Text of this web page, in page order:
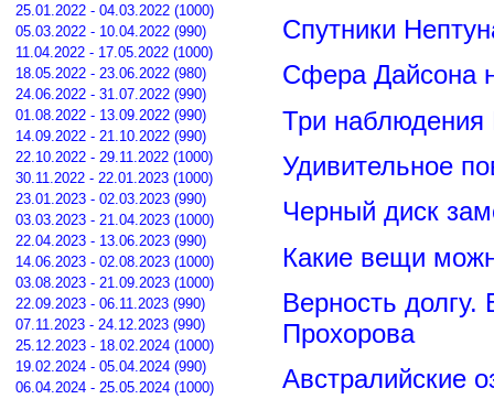
25.01.2022 - 04.03.2022 (1000)
05.03.2022 - 10.04.2022 (990)
11.04.2022 - 17.05.2022 (1000)
18.05.2022 - 23.06.2022 (980)
24.06.2022 - 31.07.2022 (990)
01.08.2022 - 13.09.2022 (990)
14.09.2022 - 21.10.2022 (990)
22.10.2022 - 29.11.2022 (1000)
30.11.2022 - 22.01.2023 (1000)
23.01.2023 - 02.03.2023 (990)
03.03.2023 - 21.04.2023 (1000)
22.04.2023 - 13.06.2023 (990)
14.06.2023 - 02.08.2023 (1000)
03.08.2023 - 21.09.2023 (1000)
22.09.2023 - 06.11.2023 (990)
07.11.2023 - 24.12.2023 (990)
25.12.2023 - 18.02.2024 (1000)
19.02.2024 - 05.04.2024 (990)
06.04.2024 - 25.05.2024 (1000)
Спутники
Сфера Дайсона
Три
Удивительное
Черный диск
Какие вещи
Верность
Прохорова
Австралийские